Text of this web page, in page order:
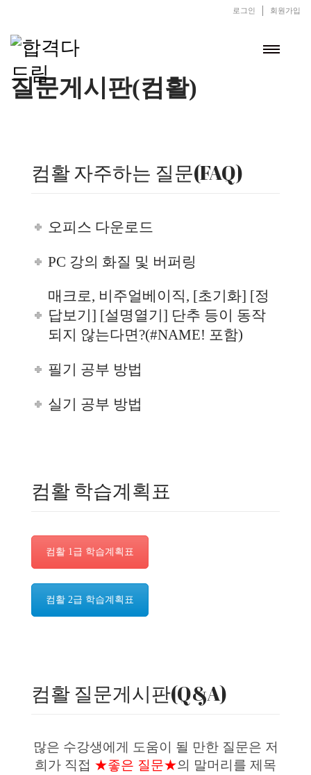
로그인 회원가입
질문게시판(컴활)
컴활 자주하는 질문(FAQ)
오피스 다운로드
PC 강의 화질 및 버퍼링
매크로, 비주얼베이직, [초기화] [정
답보기] [설명열기] 단추 등이 동작
되지 않는다면?(#NAME! 포함)
필기 공부 방법
실기 공부 방법
컴활 학습계획표
컴활 1급 학습계획표
컴활 2급 학습계획표
컴활 질문게시판(Q&A)
많은 수강생에게 도움이 될 만한 질문은 저
희가 직접 ★좋은 질문★의 말머리를 제목